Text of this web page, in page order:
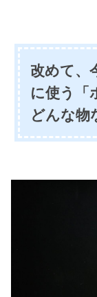
改めて、
に使う「
どんな物